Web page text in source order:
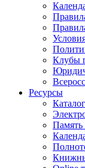
Клубы
Ресурсы